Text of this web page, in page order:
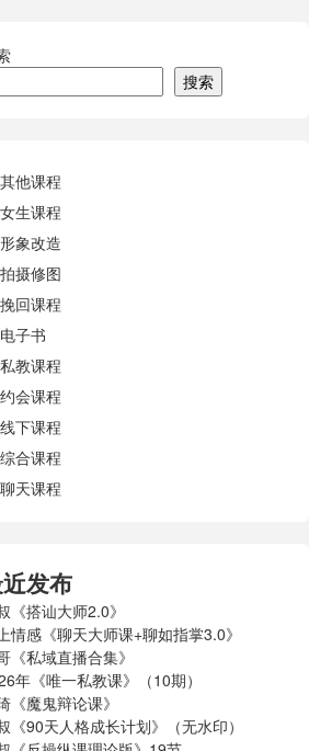
搜索
其他课程
女生课程
形象改造
拍摄修图
挽回课程
电子书
私教课程
约会课程
线下课程
综合课程
聊天课程
发布
《搭讪大师2.0》
情感《聊天大师课+聊如指掌3.0》
《私域直播合集》
年《唯一私教课》（10期）
《魔鬼辩论课》
《90天人格成长计划》（无水印）